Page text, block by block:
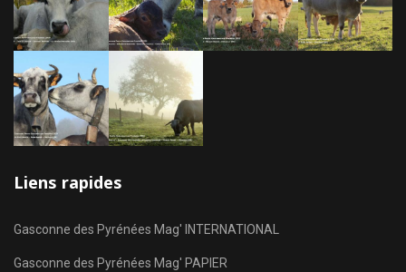
Liens rapides
Gasconne des Pyrénées Mag' INTERNATIONAL
Gasconne des Pyrénées Mag' PAPIER